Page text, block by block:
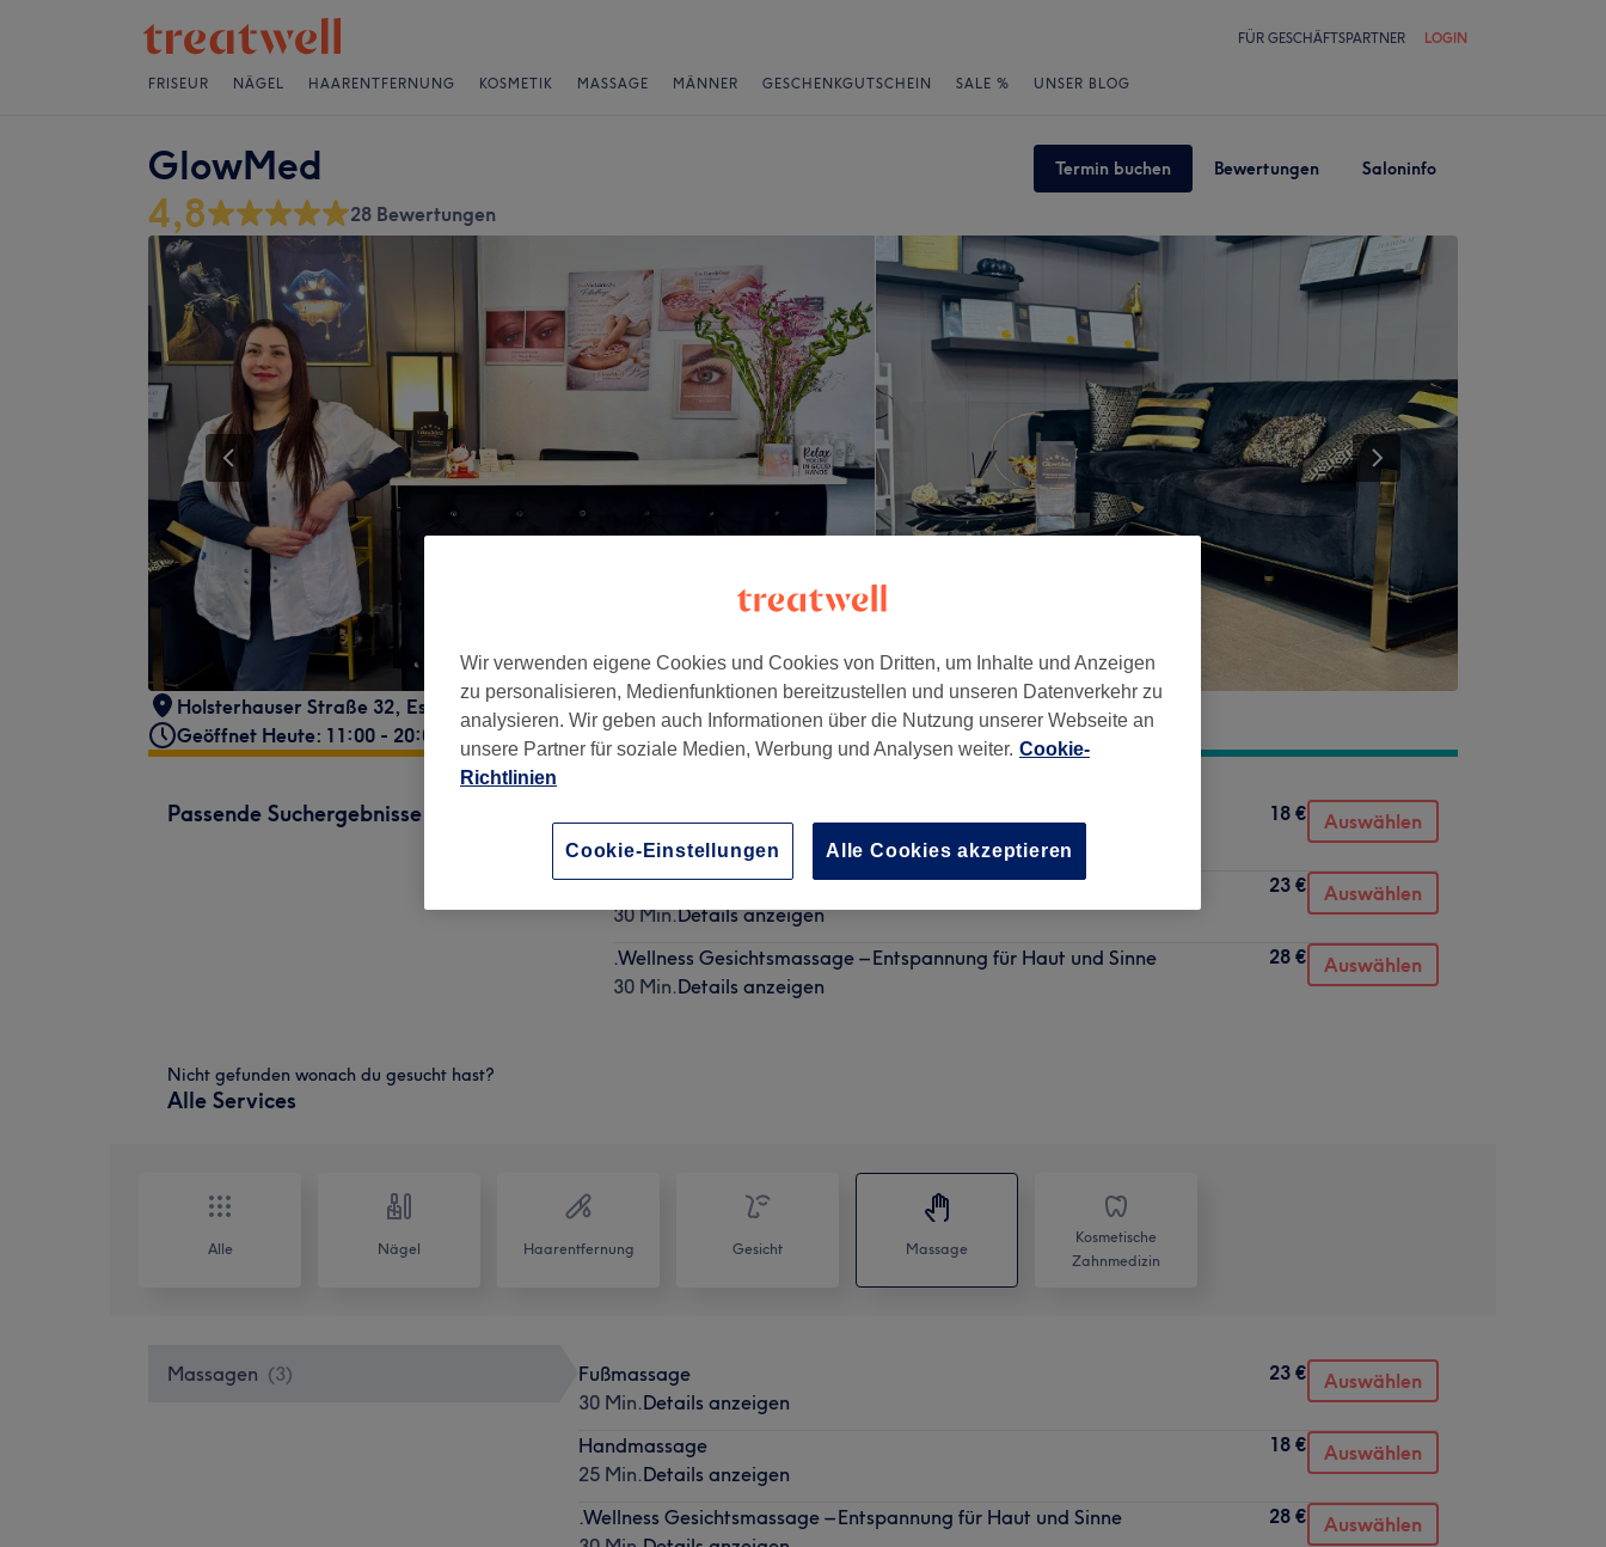
FÜR GESCHÄFTSPARTNER LOGIN
FRISEUR NÄGEL HAARENTFERNUNG KOSMETIK MASSAGE MÄNNER GESCHENKGUTSCHEIN SALE % UNSER BLOG
GlowMed Termin buchen Bewertungen Saloninfo
4,8 28 Bewertungen
Holsterhauser Straße 32, Essen , 45147
Geöffnet Heute: 11:00 - 20:00
Passende Suchergebnisse
25 Min.Details anzeigen
18 € Auswählen
Fußmassage
30 Min.Details anzeigen
23 € Auswählen
.Wellness Gesichtsmassage – Entspannung für Haut und Sinne
30 Min.Details anzeigen
28 € Auswählen
Nicht gefunden wonach du gesucht hast?
Alle Services
Alle Nägel Haarentfernung Gesicht Massage
Kosmetische
Zahnmedizin
Massagen (3)
Fußmassage
30 Min.Details anzeigen
23 € Auswählen
Handmassage
25 Min.Details anzeigen
18 € Auswählen
.Wellness Gesichtsmassage – Entspannung für Haut und Sinne
28 € Auswählen
Wir verwenden eigene Cookies und Cookies von Dritten, um Inhalte und Anzeigen
zu personalisieren, Medienfunktionen bereitzustellen und unseren Datenverkehr zu
analysieren. Wir geben auch Informationen über die Nutzung unserer Webseite an
unsere Partner für soziale Medien, Werbung und Analysen weiter. Cookie-
Richtlinien
Cookie-Einstellungen Alle Cookies akzeptieren